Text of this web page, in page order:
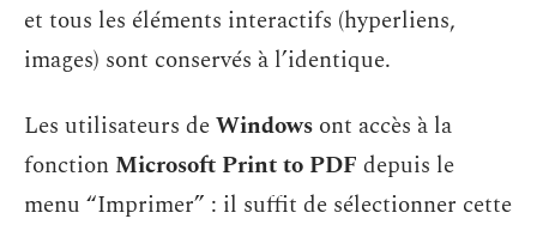
et tous les éléments interactifs (hyperliens,
images) sont conservés à l’identique.
Les utilisateurs deWindows ont accès à la
fonction Microsoft Print to PDF depuis le
menu “Imprimer” : il suffit de sélectionner cette